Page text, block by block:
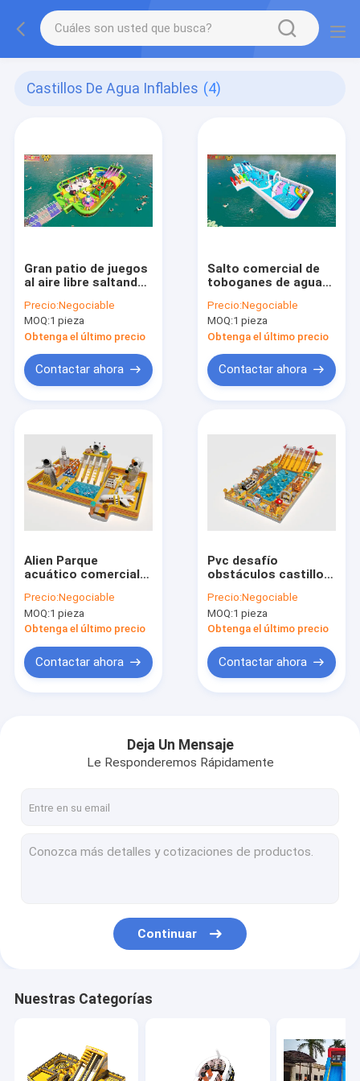
Castillos De Agua Inflables (4)
Gran patio de juegos
al aire libre saltando
inflables en el
océano
Precio:Negociable
MOQ:1 pieza
Obtenga el último precio
Contactar ahora
Salto comercial de
toboganes de agua
aire libre
Precio:Negociable
MOQ:1 pieza
Obtenga el último precio
Contactar ahora
Alien Parque
acuático comercial
salto para la venta
Precio:Negociable
MOQ:1 pieza
Obtenga el último precio
Contactar ahora
Pvc desafío
obstáculos castillos
alrededor de la
piscina
Precio:Negociable
MOQ:1 pieza
Obtenga el último precio
Contactar ahora
Deja Un Mensaje
Le Responderemos Rápidamente
Continuar
Nuestras Categorías